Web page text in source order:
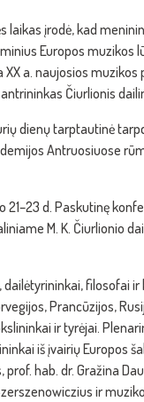
laikas įrodė, kad
Europos muzikos
a. naujosios muzikos
Čiurlionis
dienų tarptautinė
Antruosiuose
d. Paskutinę
M. K. Čiurlionio
filosofai ir
Prancūzijos,
ir tyrėjai.
iš įvairių Europos
hab. dr. Gražina
ir